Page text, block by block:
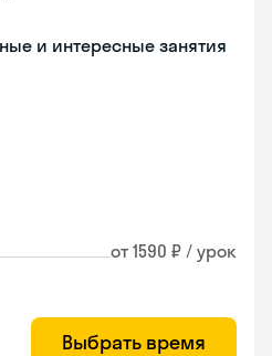
и интересные занятия
от 1590 ₽ / урок
Выбрать время